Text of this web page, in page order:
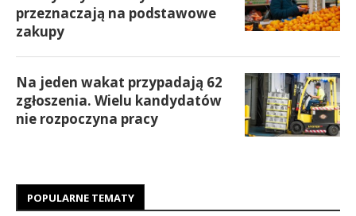
przeznaczają na podstawowe
zakupy
Na jeden wakat przypadają 62
zgłoszenia. Wielu kandydatów
nie rozpoczyna pracy
POPULARNE TEMATY